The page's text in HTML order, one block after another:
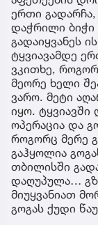
ერთი გადარჩა,
დაჭრილი ბიჭი
გადაიყვანეს
ტყვიავამდე
ვკითხე,
მეორე ხელი
ვარო. მეტი
იყო. ტყვიავში
ოპერაცია და
როგორც მერე
გაჰყოლია
თბილისში
დაღუპულა…
მიუყვანიათ
გოგას ქუდი